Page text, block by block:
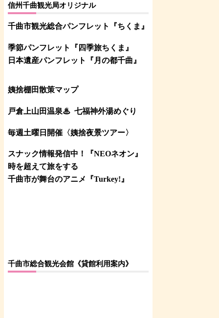
信州千曲観光局オリジナル
千曲市観光総合パンフレット 『ちくま 』
季節パンフレット『四季旅ちくま』
日本遺産パンフレット
『月の都千曲 』
姨捨棚田散策マップ
戸倉上山田温泉♨ 七福神外湯めぐり
毎週土曜日開催〈姨捨夜景ツアー〉
スナック情報発信中！『NEOネオン』
時を超えて旅をする
千曲市が舞台のアニメ『Turkey!』
千曲市総合観光会館《貸館利用案内》